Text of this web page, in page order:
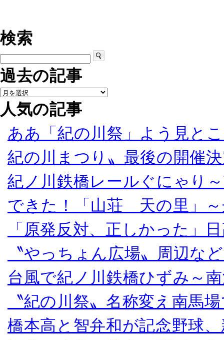
検索
過去の記事
人気の記事
ああ「紀の川祭」よう見と
紀の川まつり〟最後の開催
紀ノ川鉄橋レールぐにゃり
できた！「山荘 天の里」～
「原発反対、正しかった」
〝やっちょん広場〟周辺な
台風で紀ノ川鉄橋ひずみ～
〝紀の川祭〟名称変え南馬
橋本高と智弁和が記念野球